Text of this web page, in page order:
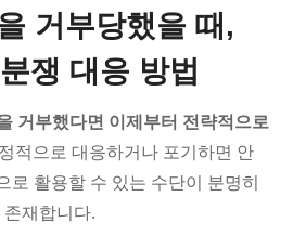
거부당했을 때,
쟁 대응 방법
거부했다면 이제부터 전략적으로
적으로 대응하거나 포기하면 안
로 활용할 수 있는 수단이 분명히
존재합니다.